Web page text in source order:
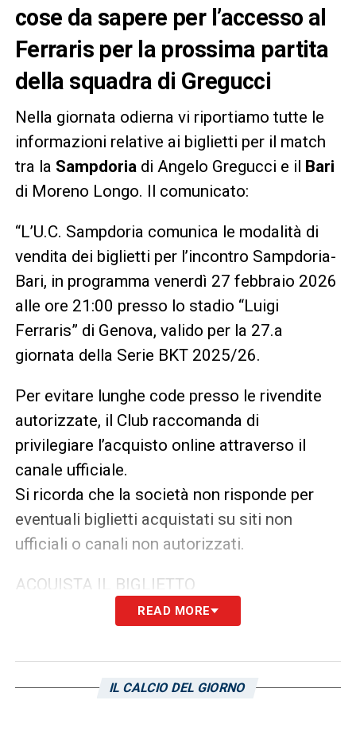
cose da sapere per l’accesso al
Ferraris per la prossima partita
della squadra di Gregucci
Nella giornata odierna vi riportiamo tutte le
informazioni relative ai biglietti per il match
tra la Sampdoria di Angelo Gregucci e il Bari
di Moreno Longo. Il comunicato:
“L’U.C. Sampdoria comunica le modalità di
vendita dei biglietti per l’incontro Sampdoria-
Bari, in programma venerdì 27 febbraio 2026
alle ore 21:00 presso lo stadio “Luigi
Ferraris” di Genova, valido per la 27.a
giornata della Serie BKT 2025/26.
Per evitare lunghe code presso le rivendite
autorizzate, il Club raccomanda di
privilegiare l’acquisto online attraverso il
canale ufficiale.
Si ricorda che la società non risponde per
eventuali biglietti acquistati su siti non
ufficiali o canali non autorizzati.
ACQUISTA IL BIGLIETTO
La vendita dei tagliandi inizierà alle ore 15:00
READ MORE
IL CALCIO DEL GIORNO